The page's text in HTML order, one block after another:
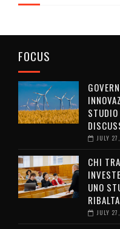
FOCUS
JULY
CHI
UNO
JULY